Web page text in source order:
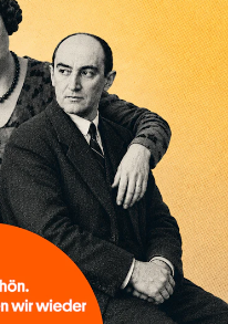
unsere
dysfunktionalen
selbst.